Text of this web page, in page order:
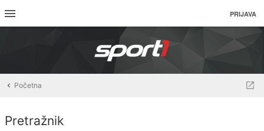
PRIJAVA
Početna
Pretražnik